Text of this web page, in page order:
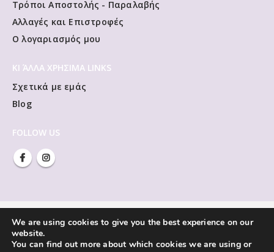
Τρόποι Αποστολής - Παραλαβής
Αλλαγές και Επιστροφές
Ο λογαριασμός μου
ΚΙ ΆΛΛΑ ΧΡΗΣΙΜΑ LINKS
Σχετικά με εμάς
Blog
FOLLOW US
We are using cookies to give you the best experience on our
website.
You can find out more about which cookies we are using or